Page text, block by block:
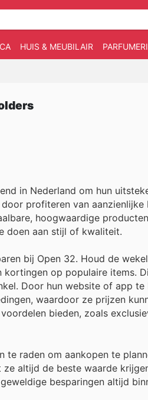
HUIS & MEUBILAIR
in Nederland om hun
profiteren van
hoogwaardige
doen aan stijl of kwaliteit.
bij Open 32. Houd de
op populaire items.
Door hun website of app
waardoor ze prijzen
bieden, zoals
raden om aankopen te
altijd de beste waarde
besparingen altijd